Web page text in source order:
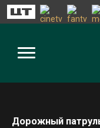
Дорожный